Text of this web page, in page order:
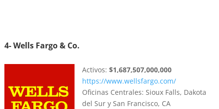
4- Wells Fargo & Co.
Activos: $1,687,507,000,000
https://www.wellsfargo.com/
Oficinas Centrales: Sioux Falls, Dakota
del Sur y San Francisco, CA